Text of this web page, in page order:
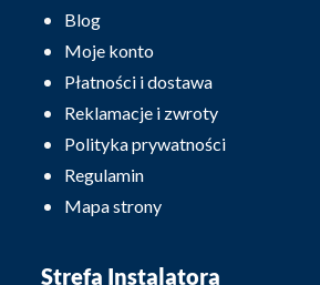
Blog
Moje konto
Płatności i dostawa
Reklamacje i zwroty
Polityka prywatności
Regulamin
Mapa strony
Strefa Instalatora